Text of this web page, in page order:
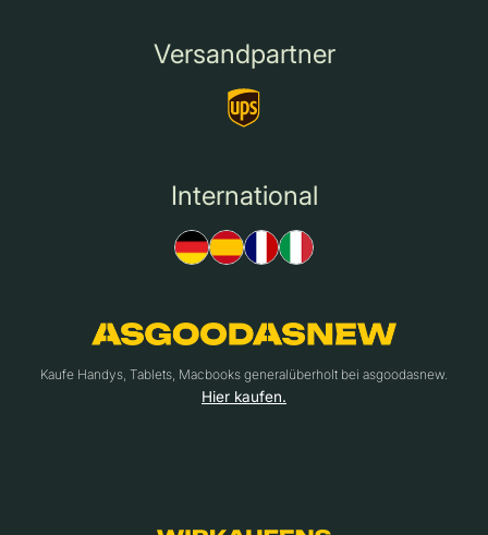
Versandpartner
International
Kaufe Handys, Tablets, Macbooks generalüberholt bei asgoodasnew.
Hier kaufen.